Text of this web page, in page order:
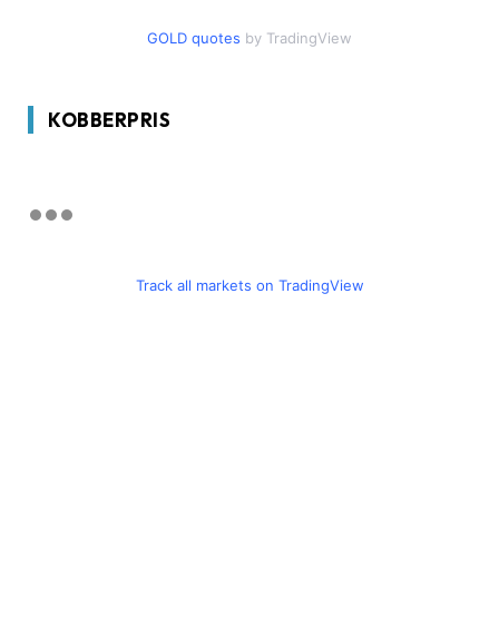
GOLD quotes by TradingView
KOBBERPRIS
Track all markets on TradingView